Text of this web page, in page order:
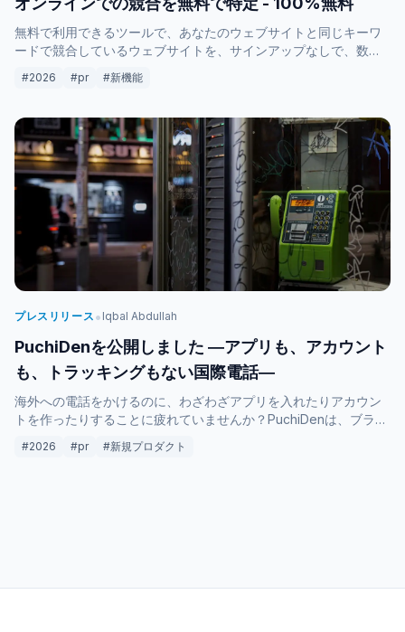
無料で利用できるツールで、あなたのウェブサイトと同じキーワ
ードで競合しているウェブサイトを、サインアップなしで、数秒
#2026 #pr #新機能
プレスリリース • Iqbal Abdullah
PuchiDenを公開しました ―アプリも、アカウント
も、トラッキングもない国際電話―
海外への電話をかけるのに、わざわざアプリを入れたりアカウン
トを作ったりすることに疲れていませんか？PuchiDenは、ブラウ
具としてシンプルに、必要な時だけつながる快適な通話体験をお
#2026 #pr #新規プロダクト